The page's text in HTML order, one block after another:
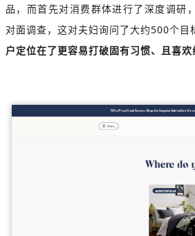
品，而首先对消费群体进行了深度调研
对面调查，这对夫妇询问了大约500个目
户定位在了更容易打破固有习惯、且喜欢